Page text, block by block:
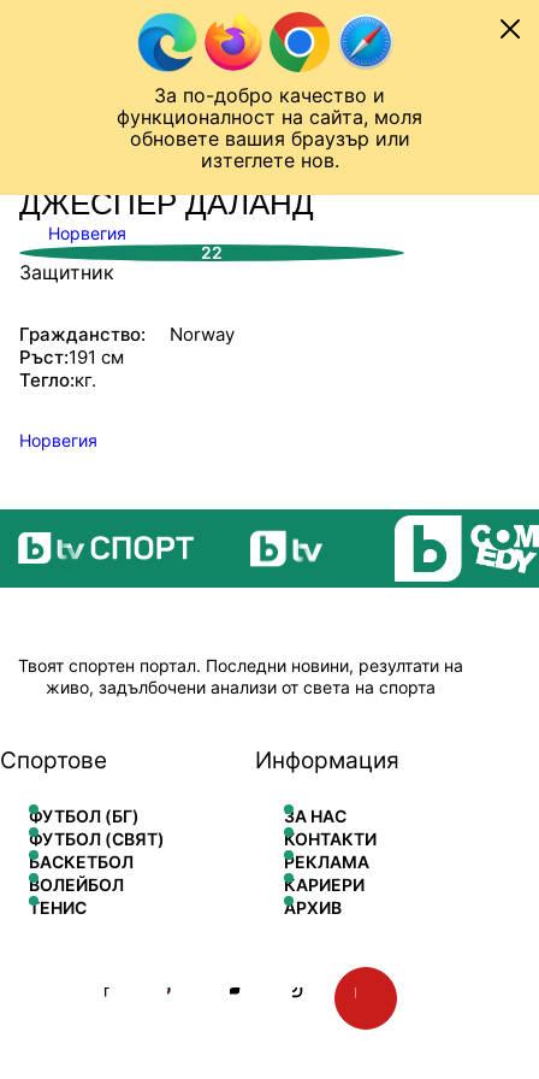
За по-добро качество и
функционалност на сайта, моля
обновете вашия браузър или
изтеглете нов.
Към съдържанието
Лига на Конференциите
СТАТИСТИКИ
ДЖЕСПЕР ДАЛАНД
Норвегия
22
Защитник
Гражданство:
Norway
Ръст:191 см
Тегло:кг.
Норвегия
Твоят спортен портал. Последни новини, резултати на
живо, задълбочени анализи от света на спорта
Спортове
ФУТБОЛ (БГ)
ФУТБОЛ (СВЯТ)
БАСКЕТБОЛ
ВОЛЕЙБОЛ
ТЕНИС
Информация
ЗА НАС
КОНТАКТИ
РЕКЛАМА
КАРИЕРИ
АРХИВ